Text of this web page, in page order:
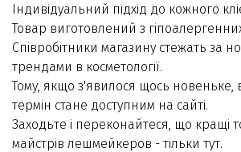
Індивідуальний підхід до кожного
Товар виготовлений з
Співробітники магазину стежать за
трендами в косметології.
Тому, якщо з'явилося щось новеньке,
термін стане доступним на сайті.
Заходьте і переконайтеся, що кращі
майстрів лешмейкеров - тільки тут.